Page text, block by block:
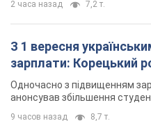
2 часа назад 7,2 т.
З 1 вересня
зарплати: Корецький
Одночасно з підвищенням
анонсував збільшення
9 часов назад 8,7 т.